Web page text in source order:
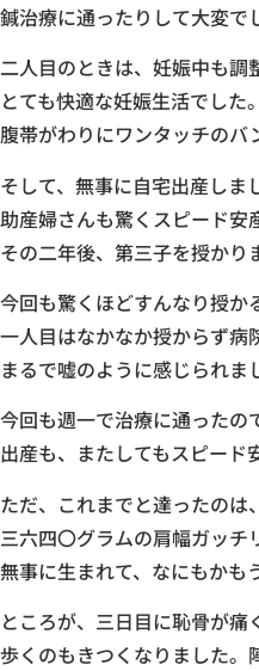
鍼治療に通ったりして大変で
二人目のときは、妊娠中も調
とても快適な妊娠生活でした。
腹帯がわりにワンタッチのバ
そして、無事に自宅出産しま
助産婦さんも驚くスピード安
その二年後、第三子を授かり
今回も驚くほどすんなり授か
一人目はなかなか授からず病
まるで嘘のように感じられま
今回も週一で治療に通ったの
出産も、またしてもスピード
ただ、これまでと達ったのは
三六四〇グラムの肩幅ガッチ
無事に生まれて、なにもかも
ところが、三日目に恥骨が痛
歩くのもきつくなりました。